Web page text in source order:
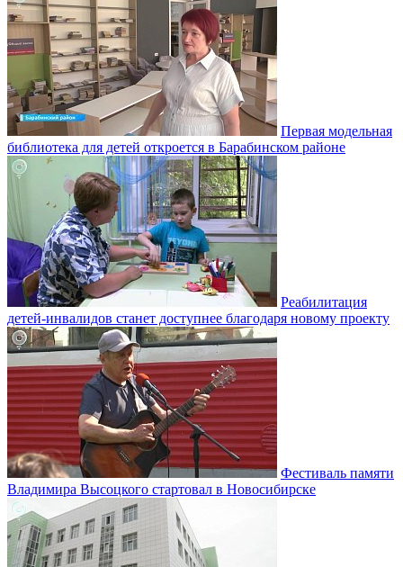
Первая модельная
библиотека для детей откроется в Барабинском районе
Реабилитация
детей-инвалидов станет доступнее благодаря новому проекту
Фестиваль памяти
Владимира Высоцкого стартовал в Новосибирске